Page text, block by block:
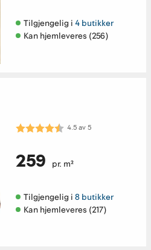
Tilgjengelig i 4 butikker
Kan hjemleveres (256)
Karakter: 4.5 av 5 mulige
4.5av5
259 pr. m²
Tilgjengelig i 8 butikker
Kan hjemleveres (217)